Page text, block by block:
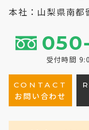
本社：山梨県南
受付時間
CONTACT
お問い合わせ